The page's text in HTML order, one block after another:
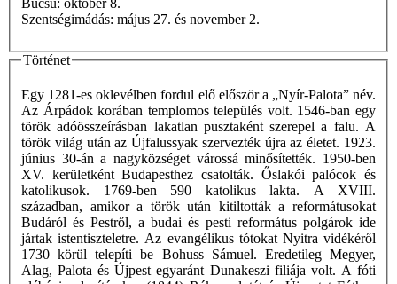
Szentségimádás: május 27. és november 2.
Történet
Egy 1281-es oklevélben fordul elő először a „Nyír-Palota” név.
Az Árpádok korában templomos település volt. 1546-ban egy
török adóösszeírásban lakatlan pusztaként szerepel a falu. A
török világ után az Újfalussyak szervezték újra az életet. 1923.
június 30-án a nagyközséget várossá minősítették. 1950-ben
XV. kerületként Budapesthez csatolták. Őslakói palócok és
katolikusok. 1769-ben 590 katolikus lakta. A XVIII.
században, amikor a török után kitiltották a reformátusokat
Budáról és Pestről, a budai és pesti református polgárok ide
jártak istentiszteletre. Az evangélikus tótokat Nyitra vidékéről
1730 körül telepíti be Bohuss Sámuel. Eredetileg Megyer,
Alag, Palota és Újpest egyaránt Dunakeszi filiája volt. A fóti